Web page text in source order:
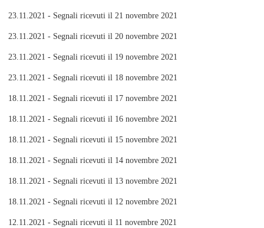
23.11.2021 - Segnali ricevuti il 21 novembre 2021
23.11.2021 - Segnali ricevuti il 20 novembre 2021
23.11.2021 - Segnali ricevuti il 19 novembre 2021
23.11.2021 - Segnali ricevuti il 18 novembre 2021
18.11.2021 - Segnali ricevuti il 17 novembre 2021
18.11.2021 - Segnali ricevuti il 16 novembre 2021
18.11.2021 - Segnali ricevuti il 15 novembre 2021
18.11.2021 - Segnali ricevuti il 14 novembre 2021
18.11.2021 - Segnali ricevuti il 13 novembre 2021
18.11.2021 - Segnali ricevuti il 12 novembre 2021
12.11.2021 - Segnali ricevuti il 11 novembre 2021